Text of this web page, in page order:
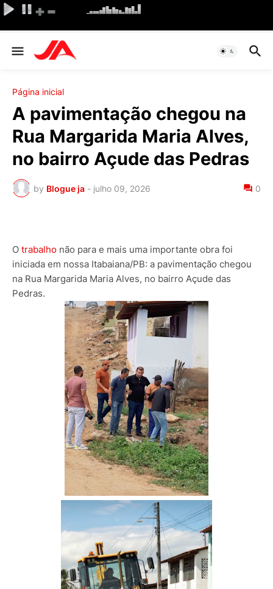
Página inicial
A pavimentação chegou na
Rua Margarida Maria Alves,
no bairro Açude das Pedras
by Blogue ja - julho 09, 2026 0
O trabalho não para e mais uma importante obra foi
iniciada em nossa Itabaiana/PB: a pavimentação chegou
na Rua Margarida Maria Alves, no bairro Açude das
Pedras.